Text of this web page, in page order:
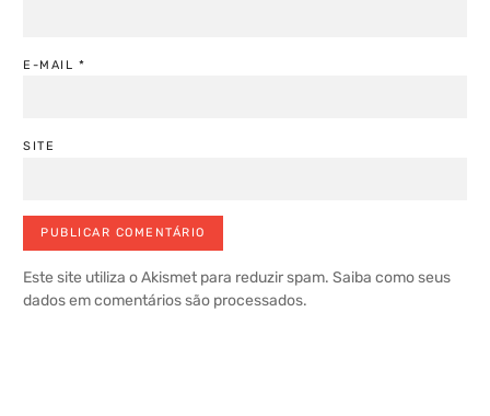
E-MAIL *
SITE
Este site utiliza o Akismet para reduzir spam. Saiba como seus
dados em comentários são processados.